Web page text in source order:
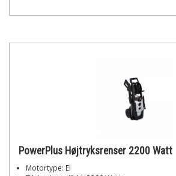
PowerPlus Højtryksrenser 2200 Watt
Motortype: El